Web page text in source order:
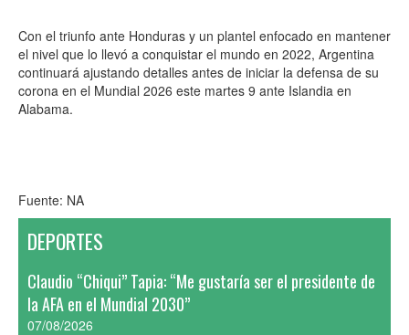
Con el triunfo ante Honduras y un plantel enfocado en mantener
el nivel que lo llevó a conquistar el mundo en 2022, Argentina
continuará ajustando detalles antes de iniciar la defensa de su
corona en el Mundial 2026 este martes 9 ante Islandia en
Alabama.
Fuente: NA
DEPORTES
Claudio “Chiqui” Tapia: “Me gustaría ser el presidente de
la AFA en el Mundial 2030”
07/08/2026